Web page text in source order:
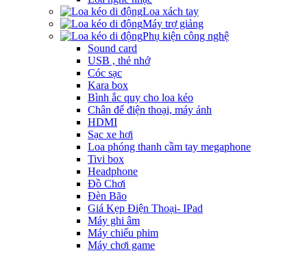
Loa xách tay
Máy trợ giảng
Phụ kiện công nghệ
Sound card
USB , thẻ nhớ
Cóc sạc
Kara box
Bình ắc quy cho loa kéo
Chân để điện thoại, máy ảnh
HDMI
Sạc xe hơi
Loa phóng thanh cầm tay megaphone
Tivi box
Headphone
Đồ Chơi
Đèn Bão
Giá Kẹp Điện Thoại- IPad
Máy ghi âm
Máy chiếu phim
Máy chơi game